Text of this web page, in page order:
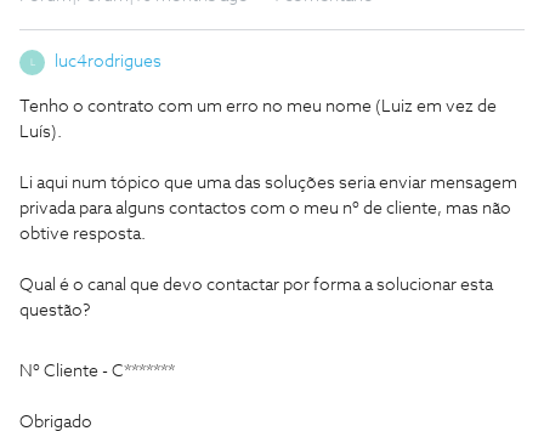
luc4rodrigues
Tenho o contrato com um erro no meu nome (Luiz em vez de
Luís).
Li aqui num tópico que uma das soluções seria enviar mensagem
privada para alguns contactos com o meu nº de cliente, mas não
obtive resposta.
Qual é o canal que devo contactar por forma a solucionar esta
questão?
Nº Cliente - C*******
Obrigado